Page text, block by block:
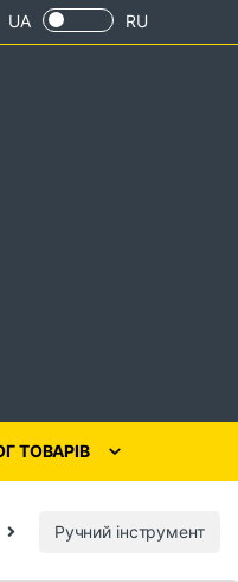
UA RU
ТОВАРІВ
Ручний інструмент